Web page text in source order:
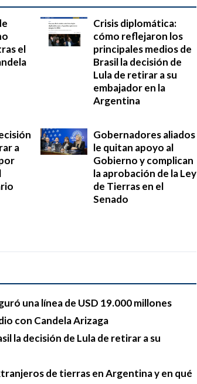
el
Crisis diplomática:
cómo reflejaron los
principales medios de
Brasil la decisión de
Lula de retirar a su
embajador en la
Argentina
a
Gobernadores aliados
le quitan apoyo al
Gobierno y complican
la aprobación de la Ley
de Tierras en el
Senado
una línea de USD 19.000 millones
con Candela Arizaga
la decisión de Lula de retirar a su
de tierras en Argentina y en qué